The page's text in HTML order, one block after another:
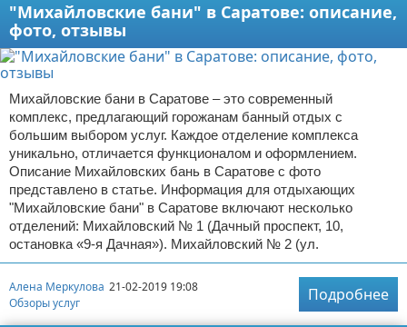
"Михайловские бани" в Саратове: описание,
фото, отзывы
Михайловские бани в Саратове – это современный
комплекс, предлагающий горожанам банный отдых с
большим выбором услуг. Каждое отделение комплекса
уникально, отличается функционалом и оформлением.
Описание Михайловских бань в Саратове с фото
представлено в статье. Информация для отдыхающих
"Михайловские бани" в Саратове включают несколько
отделений: Михайловский № 1 (Дачный проспект, 10,
остановка «9-я Дачная»). Михайловский № 2 (ул.
Алена Меркулова 21-02-2019 19:08
Обзоры услуг
Подробнее